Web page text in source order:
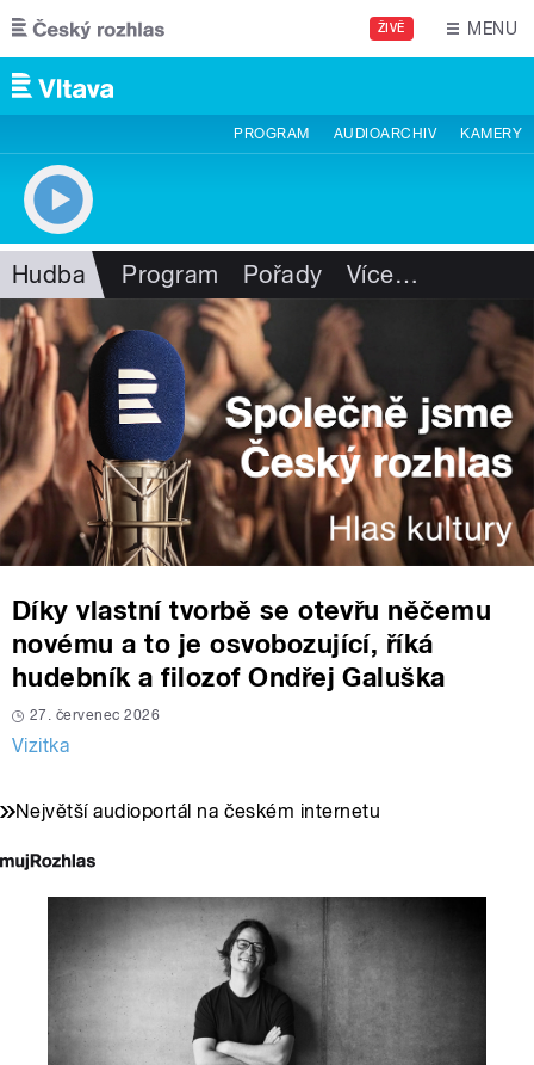
Přejít k hlavnímu obsahu
ŽIVĚ MENU
PROGRAM AUDIOARCHIV KAMERY
Hudba Program Pořady Více…
Díky vlastní tvorbě se otevřu něčemu
novému a to je osvobozující, říká
hudebník a filozof Ondřej Galuška
27. červenec 2026
Vizitka
Největší audioportál na českém internetu